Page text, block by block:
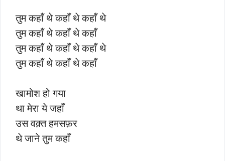
तुम कहाँ थे कहाँ थे कहाँ थे
तुम कहाँ थे कहाँ थे कहाँ
तुम कहाँ थे कहाँ थे कहाँ थे
तुम कहाँ थे कहाँ थे कहाँ
खामोश हो गया
था मेरा ये जहाँ
उस वक़्त हमसफ़र
थे जाने तुम कहाँ